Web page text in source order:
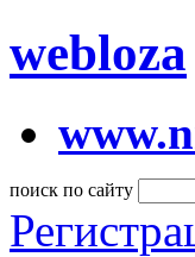
webloza
поиск по сайту